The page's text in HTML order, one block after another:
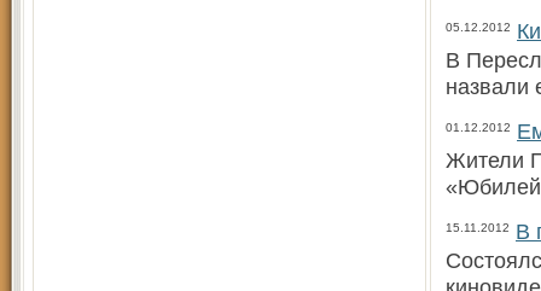
05.12.2012
В
назвали
01.12.2012
Жители
15.11.2012
В